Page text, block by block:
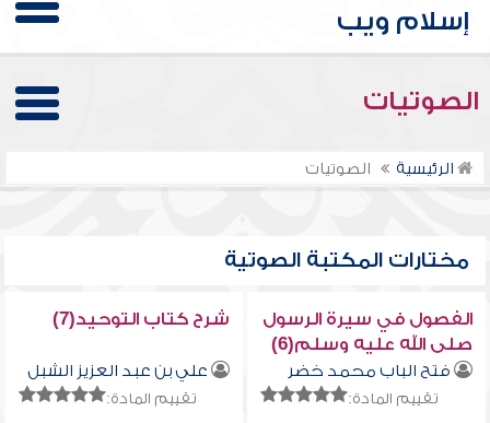
الصوتيات
الرئيسية الصوتيات
مختارات المكتبة الصوتية
الفصول في سيرة الرسول
صلى الله عليه وسلم(6)
فتح الباب محمد خضر
تقييم المادة:
شرح كتاب التوحيد(7)
علي بن عبد العزيز الشبل
تقييم المادة: